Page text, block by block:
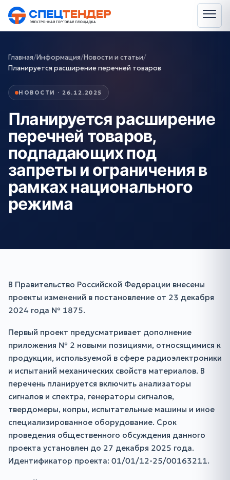
Главная/Информация/Новости и статьи/
Планируется расширение перечней товаров
НОВОСТИ · 26.12.2025
Планируется расширение
перечней товаров,
подпадающих под
запреты и ограничения в
рамках национального
режима
В Правительство Российской Федерации внесены
проекты изменений в постановление от 23 декабря
2024 года № 1875.
Первый проект предусматривает дополнение
приложения № 2 новыми позициями, относящимися к
продукции, используемой в сфере радиоэлектроники
и испытаний механических свойств материалов. В
перечень планируется включить анализаторы
сигналов и спектра, генераторы сигналов,
твердомеры, копры, испытательные машины и иное
специализированное оборудование. Срок
проведения общественного обсуждения данного
проекта установлен до 27 декабря 2025 года.
Идентификатор проекта: 01/01/12-25/00163211.